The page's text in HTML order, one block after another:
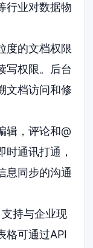
行业对数据物
度的文档权限
写权限。后台
文档访问和修
辑，评论和@
时通讯打通，
息同步的沟通
持与企业现
格可通过API